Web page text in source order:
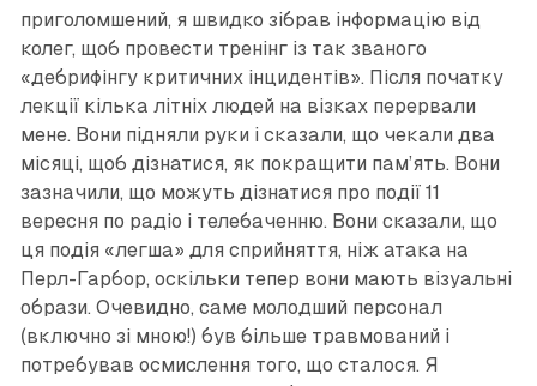
приголомшений, я швидко зібрав інформацію від
колег, щоб провести тренінг із так званого
«дебрифінгу критичних інцидентів». Після початку
лекції кілька літніх людей на візках перервали
мене. Вони підняли руки і сказали, що чекали два
місяці, щоб дізнатися, як покращити пам’ять. Вони
зазначили, що можуть дізнатися про події 11
вересня по радіо і телебаченню. Вони сказали, що
ця подія «легша» для сприйняття, ніж атака на
Перл-Гарбор, оскільки тепер вони мають візуальні
образи. Очевидно, саме молодший персонал
(включно зі мною!) був більше травмований і
потребував осмислення того, що сталося. Я